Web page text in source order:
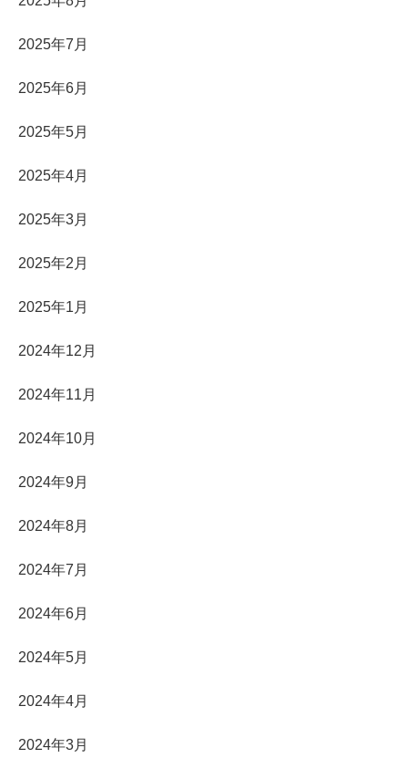
2025年7月
2025年6月
2025年5月
2025年4月
2025年3月
2025年2月
2025年1月
2024年12月
2024年11月
2024年10月
2024年9月
2024年8月
2024年7月
2024年6月
2024年5月
2024年4月
2024年3月